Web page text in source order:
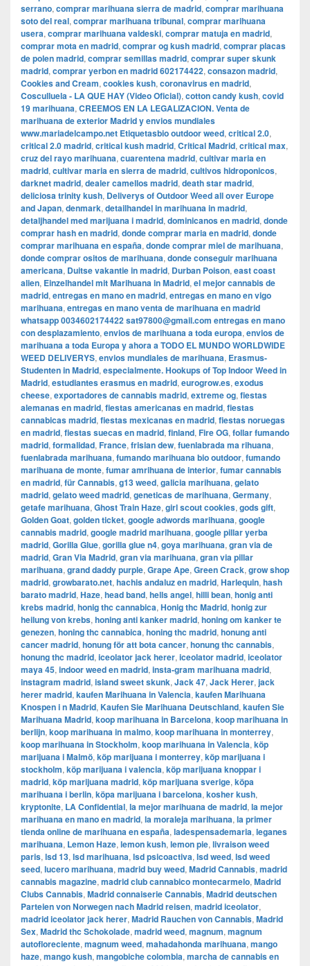
serrano, comprar marihuana sierra de madrid, comprar marihuana
soto del real, comprar marihuana tribunal, comprar marihuana
usera, comprar marihuana valdeski, comprar matuja en madrid,
comprar mota en madrid, comprar og kush madrid, comprar placas
de polen madrid, comprar semillas madrid, comprar super skunk
madrid, comprar yerbon en madrid 602174422, consazon madrid,
Cookies and Cream, cookies kush, coronavirus en madrid,
Cosculluela - LA QUE HAY (Video Oficial), cotton candy kush, covid
19 marihuana, CREEMOS EN LA LEGALIZACION. Venta de
marihuana de exterior Madrid y envios mundiales
www.mariadelcampo.net Etiquetasbio outdoor weed, critical 2.0,
critical 2.0 madrid, critical kush madrid, Critical Madrid, critical max,
cruz del rayo marihuana, cuarentena madrid, cultivar maria en
madrid, cultivar maria en sierra de madrid, cultivos hidroponicos,
darknet madrid, dealer camellos madrid, death star madrid,
deliciosa trinity kush, Deliverys of Outdoor Weed all over Europe
and Japan, denmark, detailhandel in marihuana in madrid,
detaljhandel med marijuana i madrid, dominicanos en madrid, donde
comprar hash en madrid, donde comprar maria en madrid, donde
comprar marihuana en españa, donde comprar miel de marihuana,
donde comprar ositos de marihuana, donde conseguir marihuana
americana, Duitse vakantie in madrid, Durban Poison, east coast
alien, Einzelhandel mit Marihuana in Madrid, el mejor cannabis de
madrid, entregas en mano en madrid, entregas en mano en vigo
marihuana, entregas en mano venta de marihuana en madrid
whatsapp 0034602174422 sat97800@gmail.com entregas en mano
con desplazamiento, envios de marihuana a toda europa, envios de
marihuana a toda Europa y ahora a TODO EL MUNDO WORLDWIDE
WEED DELIVERYS, envios mundiales de marihuana, Erasmus-
Studenten in Madrid, especialmente. Hookups of Top Indoor Weed in
Madrid, estudiantes erasmus en madrid, eurogrow.es, exodus
cheese, exportadores de cannabis madrid, extreme og, fiestas
alemanas en madrid, fiestas americanas en madrid, fiestas
cannabicas madrid, fiestas mexicanas en madrid, fiestas noruegas
en madrid, fiestas suecas en madrid, finland, Fire OG, follar fumando
madrid, formalidad, France, frisian dew, fuenlabrada ma rihuana,
fuenlabrada marihuana, fumando marihuana bio outdoor, fumando
marihuana de monte, fumar amrihuana de interior, fumar cannabis
en madrid, für Cannabis, g13 weed, galicia marihuana, gelato
madrid, gelato weed madrid, geneticas de marihuana, Germany,
getafe marihuana, Ghost Train Haze, girl scout cookies, gods gift,
Golden Goat, golden ticket, google adwords marihuana, google
cannabis madrid, google madrid marihuana, google pillar yerba
madrid, Gorilla Glue, gorilla glue n4, goya marihuana, gran via de
madrid, ​​Gran Via Madrid, gran via marihuana, gran via pillar
marihuana, grand daddy purple, Grape Ape, Green Crack, grow shop
madrid, growbarato.net, hachis andaluz en madrid, Harlequin, hash
barato madrid, Haze, head band, hells angel, hilli bean, honig anti
krebs madrid, honig thc cannabica, Honig thc Madrid, honig zur
heilung von krebs, honing anti kanker madrid, honing om kanker te
genezen, honing thc cannabica, honing thc madrid, honung anti
cancer madrid, honung för att bota cancer, honung thc cannabis,
honung thc madrid, iceolator jack herer, iceolator madrid, iceolator
maya 45, indoor weed en madrid, insta-gram marihuana madrid,
instagram madrid, island sweet skunk, Jack 47, Jack Herer, jack
herer madrid, kaufen Marihuana in Valencia, kaufen Marihuana
Knospen i n Madrid, Kaufen Sie Marihuana Deutschland, kaufen Sie
Marihuana Madrid, koop marihuana in Barcelona, koop marihuana in
berlijn, koop marihuana in malmo, koop marihuana in monterrey,
koop marihuana in Stockholm, ​​koop marihuana in Valencia, köp
marijuana i Malmö, köp marijuana i monterrey, köp marijuana i
stockholm, ​​köp marijuana i valencia, köp marijuana knoppar i
madrid, köp marijuana madrid, köp marijuana sverige, köpa
marihuana i berlin, köpa marijuana i barcelona, kosher kush,
kryptonite, LA Confidential, la mejor marihuana de madrid, la mejor
marihuana en mano en madrid, la moraleja marihuana, la primer
tienda online de marihuana en españa, ladespensademaria, leganes
marihuana, Lemon Haze, lemon kush, lemon pie, livraison weed
paris, lsd 13, lsd marihuana, lsd psicoactiva, lsd weed, lsd weed
seed, lucero marihuana, madrid buy weed, Madrid Cannabis, madrid
cannabis magazine, madrid club cannabico montecarmelo, Madrid
Clubs Cannabis, Madrid connaiserie Cannabis, Madrid deutschen
Parteien von Norwegen nach Madrid reisen, madrid iceolator,
madrid iceolator jack herer, Madrid Rauchen von Cannabis, Madrid
Sex, Madrid thc Schokolade, madrid weed, magnum, magnum
autofloreciente, magnum weed, mahadahonda marihuana, mango
haze, mango kush, mangobiche colombia, marcha de cannabis en